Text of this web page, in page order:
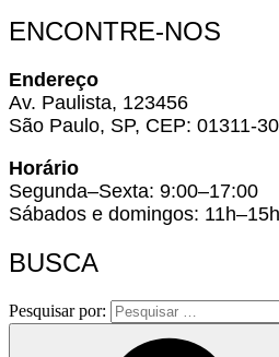
ENCONTRE-NOS
Endereço
Av. Paulista, 123456
São Paulo, SP, CEP: 01311-
Horário
Segunda–Sexta: 9:00–17:00
Sábados e domingos: 11h–15h
BUSCA
Pesquisar por: